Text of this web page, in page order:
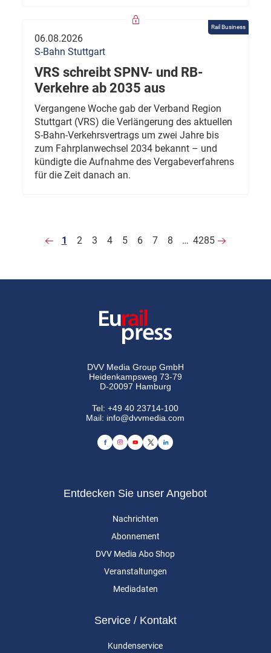
Rail Business
06.08.2026
S-Bahn Stuttgart
VRS schreibt SPNV- und RB-
Verkehre ab 2035 aus
Vergangene Woche gab der Verband Region
Stuttgart (VRS) die Verlängerung des aktuellen
S-Bahn-Verkehrsvertrags um zwei Jahre bis
zum Fahrplanwechsel 2034 bekannt – und
kündigte die Aufnahme des Vergabeverfahrens
für die Zeit danach an.
1 2 3 4 5 6 7 8 … 4285
DVV Media Group GmbH
Heidenkampsweg 73-79
D-20097 Hamburg
Tel:+49 40 23714-100
Mail: info@dvvmedia.com
Entdecken Sie unser Angebot
Nachrichten
Abonnement
DVV Media Abo Shop
Veranstaltungen
Mediadaten
Service / Kontakt
Kundenservice